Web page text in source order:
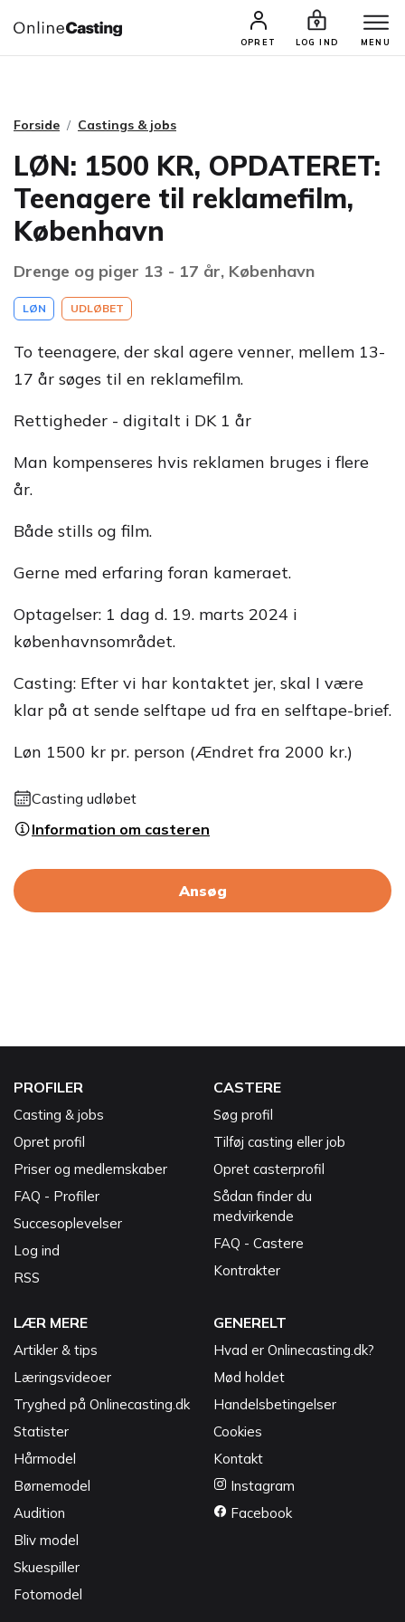
OPRET LOG IND MENU
CASTINGS & JOBS SØG PROFIL
Forside Castings & jobs
LØN: 1500 KR, OPDATERET:
Teenagere til reklamefilm,
København
Drenge og piger 13 - 17 år, København
LØN UDLØBET
To teenagere, der skal agere venner, mellem 13-
17 år søges til en reklamefilm.
Rettigheder - digitalt i DK 1 år
Man kompenseres hvis reklamen bruges i flere
år.
Både stills og film.
Gerne med erfaring foran kameraet.
Optagelser: 1 dag d. 19. marts 2024 i
københavnsområdet.
Casting: Efter vi har kontaktet jer, skal I være
klar på at sende selftape ud fra en selftape-brief.
Løn 1500 kr pr. person (Ændret fra 2000 kr.)
Casting udløbet
Information om casteren
Ansøg
PROFILER
Casting & jobs
Opret profil
Priser og medlemskaber
FAQ - Profiler
Succesoplevelser
Log ind
RSS
CASTERE
Søg profil
Tilføj casting eller job
Opret casterprofil
Sådan finder du
medvirkende
FAQ - Castere
Kontrakter
LÆR MERE
Artikler & tips
Læringsvideoer
Tryghed på Onlinecasting.dk
Statister
Hårmodel
Børnemodel
Audition
Bliv model
Skuespiller
Fotomodel
GENERELT
Hvad er Onlinecasting.dk?
Mød holdet
Handelsbetingelser
Cookies
Kontakt
Instagram
Facebook